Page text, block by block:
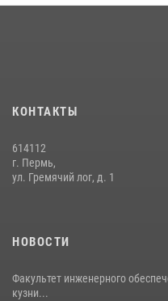
КОНТАКТЫ
614112
г. Пермь,
ул. Гремячий лог, д. 1
НОВОСТИ
Факультет инженерного
кузни...